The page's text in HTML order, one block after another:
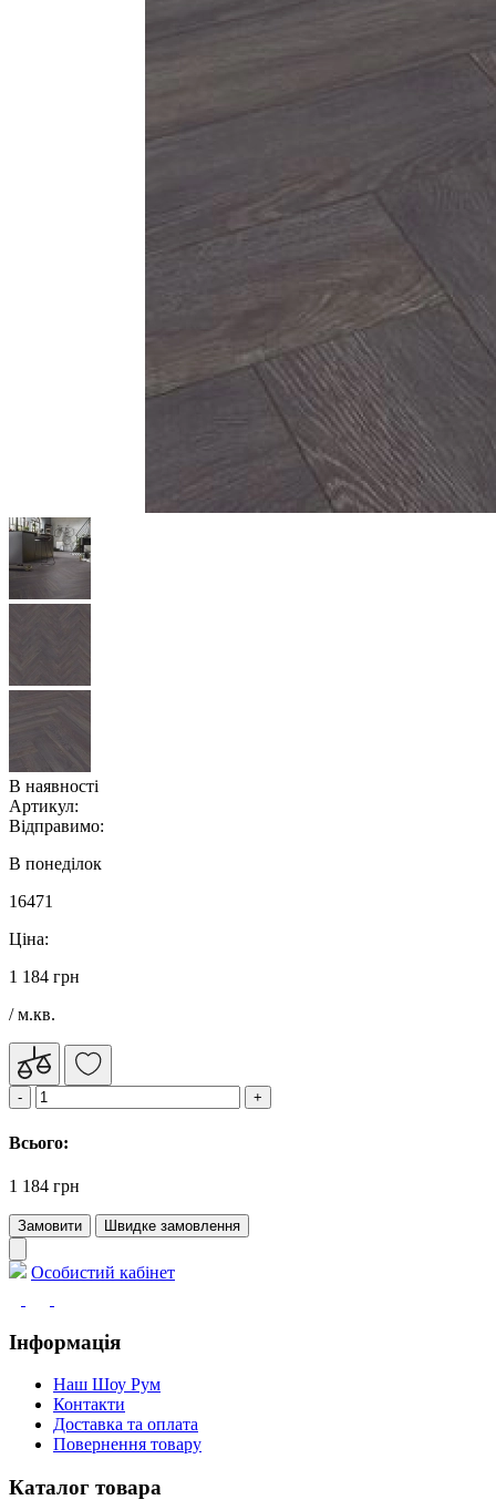
В наявності
Артикул:
Відправимо:
В понеділок
16471
Ціна:
1 184 грн
/ м.кв.
Всього:
1 184 грн
Замовити Швидке замовлення
Особистий кабінет
Інформація
Наш Шоу Рум
Контакти
Доставка та оплата
Повернення товару
Каталог товара